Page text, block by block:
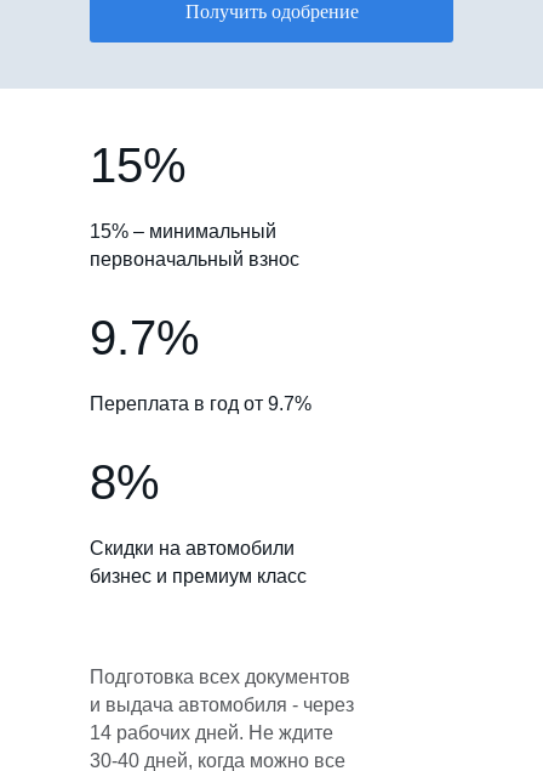
Получить одобрение
15%
15% – минимальный
первоначальный взнос
9.7%
Переплата в год от 9.7%
8%
Скидки на автомобили
бизнес и премиум класс
Подготовка всех документов
и выдача автомобиля - через
14 рабочих дней. Не ждите
30-40 дней, когда можно все